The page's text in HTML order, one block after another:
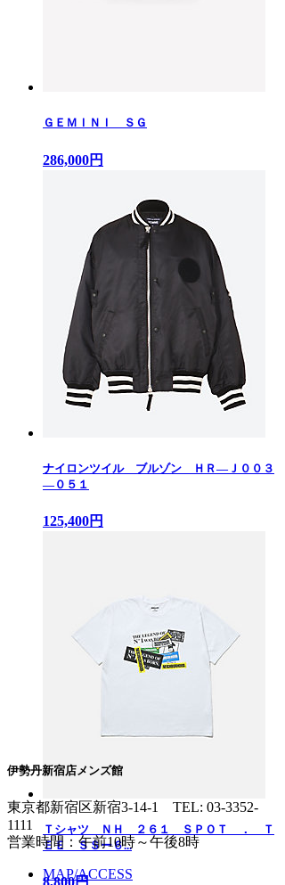
ＧＥＭＩＮＩ ＳＧ
286,000円
ナイロンツイル ブルゾン ＨＲ—Ｊ００３
—０５１
125,400円
Ｔシャツ ＮＨ ２６１ ＳＰＯＴ ． Ｔ
ＥＥ ＳＳー６...
伊勢丹新宿店メンズ館
東京都新宿区新宿3-14-1 TEL: 03-3352-
1111
営業時間：午前10時～午後8時
MAP/ACCESS